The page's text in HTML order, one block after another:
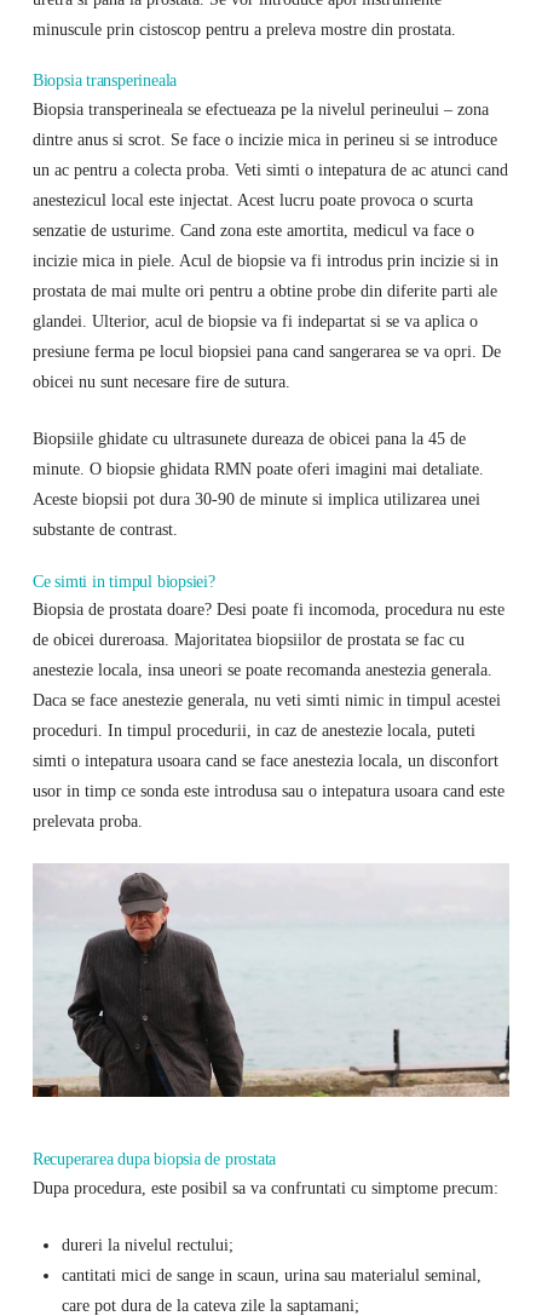
minuscule prin cistoscop pentru a preleva mostre din prostata.
Biopsia transperineala
Biopsia transperineala se efectueaza pe la nivelul perineului – zona
dintre anus si scrot. Se face o incizie mica in perineu si se introduce
un ac pentru a colecta proba. Veti simti o intepatura de ac atunci cand
anestezicul local este injectat. Acest lucru poate provoca o scurta
senzatie de usturime. Cand zona este amortita, medicul va face o
incizie mica in piele. Acul de biopsie va fi introdus prin incizie si in
prostata de mai multe ori pentru a obtine probe din diferite parti ale
glandei. Ulterior, acul de biopsie va fi indepartat si se va aplica o
presiune ferma pe locul biopsiei pana cand sangerarea se va opri. De
obicei nu sunt necesare fire de sutura.
Biopsiile ghidate cu ultrasunete dureaza de obicei pana la 45 de
minute. O biopsie ghidata RMN poate oferi imagini mai detaliate.
Aceste biopsii pot dura 30-90 de minute si implica utilizarea unei
substante de contrast.
Ce simti in timpul biopsiei?
Biopsia de prostata doare? Desi poate fi incomoda, procedura nu este
de obicei dureroasa. Majoritatea biopsiilor de prostata se fac cu
anestezie locala, insa uneori se poate recomanda anestezia generala.
Daca se face anestezie generala, nu veti simti nimic in timpul acestei
proceduri. In timpul procedurii, in caz de anestezie locala, puteti
simti o intepatura usoara cand se face anestezia locala, un disconfort
usor in timp ce sonda este introdusa sau o intepatura usoara cand este
prelevata proba.
Recuperarea dupa biopsia de prostata
Dupa procedura, este posibil sa va confruntati cu simptome precum:
dureri la nivelul rectului;
cantitati mici de sange in scaun, urina sau materialul seminal,
care pot dura de la cateva zile la saptamani;